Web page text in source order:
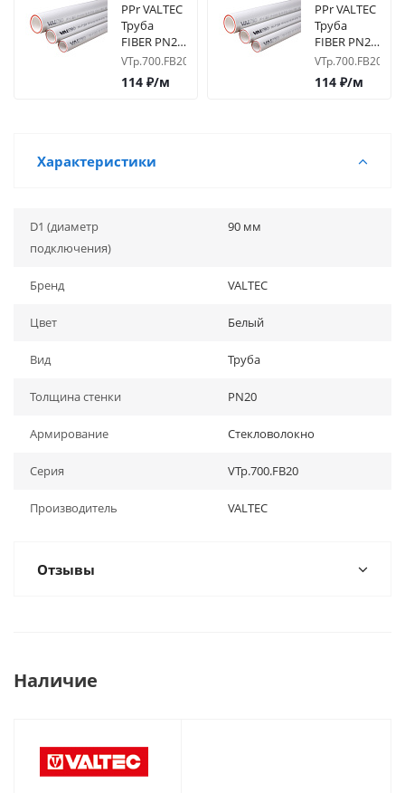
PPr VALTEC
Труба
FIBER PN20
Армированная
СТЕКЛОВОЛОКНОМ
D20
VTp.700.FB20.20
114 ₽/м
PPr VALTEC
Труба
FIBER PN20
по 2м
Армированная
114 ₽/м
Характеристики
D1 (диаметр
подключения)
90 мм
Бренд VALTEC
Цвет Белый
Вид Труба
Толщина стенки PN20
Армирование Стекловолокно
Серия VTp.700.FB20
Производитель VALTEC
Отзывы
Наличие